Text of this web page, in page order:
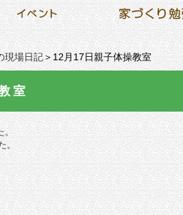
現場日記＞12月17日親子体操教室
室
。